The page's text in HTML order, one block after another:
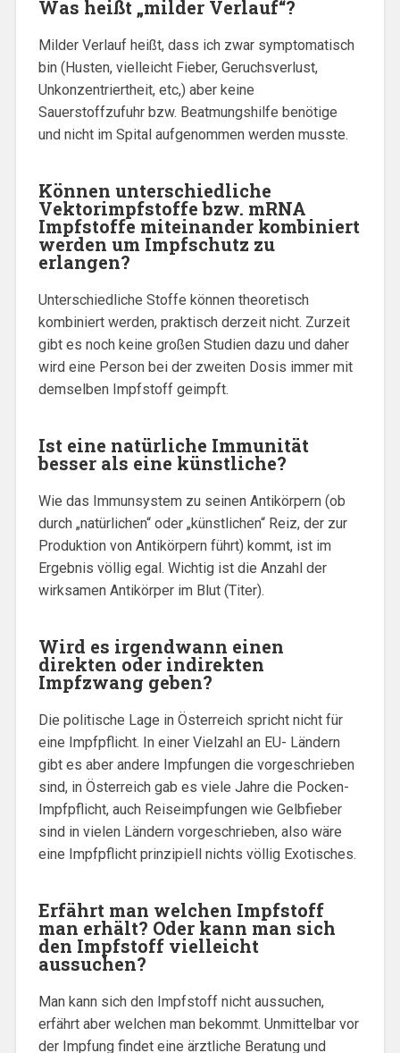
Was heißt „milder Verlauf“?
Milder Verlauf heißt, dass ich zwar symptomatisch
bin (Husten, vielleicht Fieber, Geruchsverlust,
Unkonzentriertheit, etc,) aber keine
Sauerstoffzufuhr bzw. Beatmungshilfe benötige
und nicht im Spital aufgenommen werden musste.
Können unterschiedliche
Vektorimpfstoffe bzw. mRNA
Impfstoffe miteinander kombiniert
werden um Impfschutz zu
erlangen?
Unterschiedliche Stoffe können theoretisch
kombiniert werden, praktisch derzeit nicht. Zurzeit
gibt es noch keine großen Studien dazu und daher
wird eine Person bei der zweiten Dosis immer mit
demselben Impfstoff geimpft.
Ist eine natürliche Immunität
besser als eine künstliche?
Wie das Immunsystem zu seinen Antikörpern (ob
durch „natürlichen“ oder „künstlichen“ Reiz, der zur
Produktion von Antikörpern führt) kommt, ist im
Ergebnis völlig egal. Wichtig ist die Anzahl der
wirksamen Antikörper im Blut (Titer).
Wird es irgendwann einen
direkten oder indirekten
Impfzwang geben?
Die politische Lage in Österreich spricht nicht für
eine Impfpflicht. In einer Vielzahl an EU- Ländern
gibt es aber andere Impfungen die vorgeschrieben
sind, in Österreich gab es viele Jahre die Pocken-
Impfpflicht, auch Reiseimpfungen wie Gelbfieber
sind in vielen Ländern vorgeschrieben, also wäre
eine Impfpflicht prinzipiell nichts völlig Exotisches.
Erfährt man welchen Impfstoff
man erhält? Oder kann man sich
den Impfstoff vielleicht
aussuchen?
Man kann sich den Impfstoff nicht aussuchen,
erfährt aber welchen man bekommt. Unmittelbar vor
der Impfung findet eine ärztliche Beratung und